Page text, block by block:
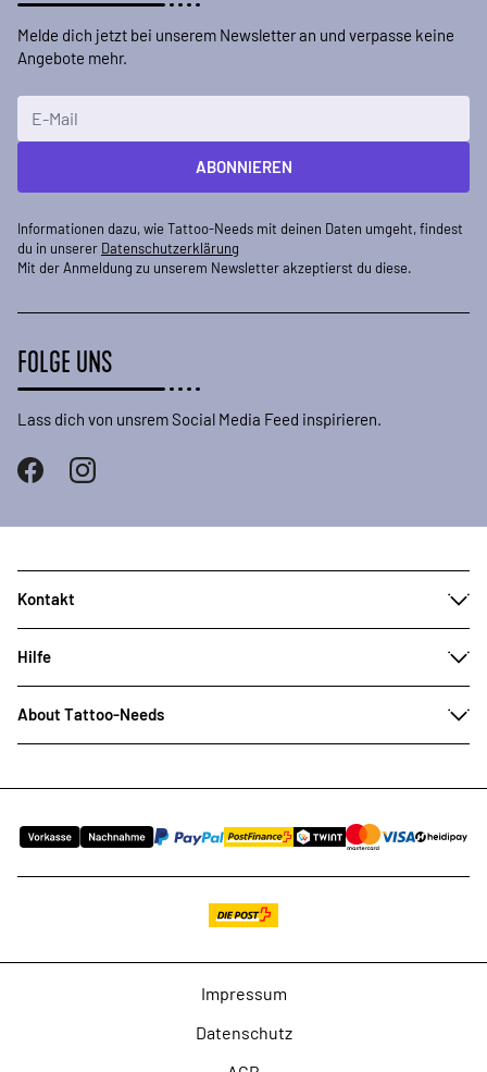
Melde dich jetzt bei unserem Newsletter an und verpasse keine
Angebote mehr.
ABONNIEREN
Informationen dazu, wie Tattoo-Needs mit deinen Daten umgeht, findest
du in unserer Datenschutzerklärung
Mit der Anmeldung zu unserem Newsletter akzeptierst du diese.
FOLGE UNS
Lass dich von unsrem Social Media Feed inspirieren.
Kontakt
Hilfe
About Tattoo-Needs
Impressum
Datenschutz